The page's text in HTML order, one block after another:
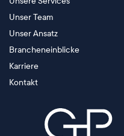
Unser Team
Unser Ansatz
Brancheneinblicke
Karriere
Kontakt